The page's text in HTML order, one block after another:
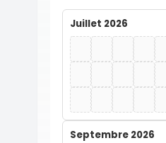
Juillet 2026
Septembre 2026